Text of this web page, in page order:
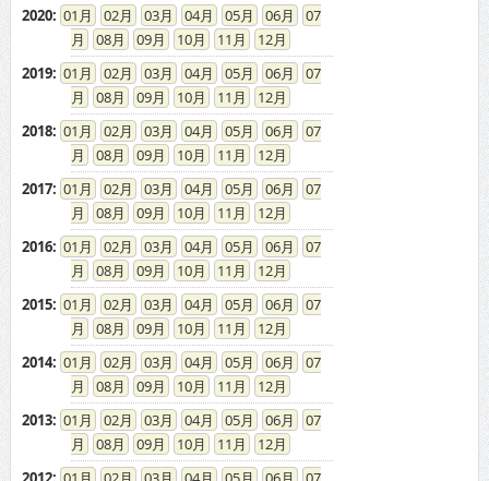
2020: 01 02 03 04 05 06
07
08
09 10 11
12
2019: 01 02 03 04 05 06
07
08
09 10 11
12
2018: 01 02 03 04 05 06
07
08
09 10 11
12
2017: 01 02 03 04 05 06
07
08
09 10 11
12
2016: 01 02 03 04 05 06
07
08
09 10 11
12
2015: 01 02 03 04 05 06
07
08
09 10 11
12
2014: 01 02 03 04 05 06
07
08
09 10 11
12
2013: 01 02 03 04 05 06
07
08
09 10 11
12